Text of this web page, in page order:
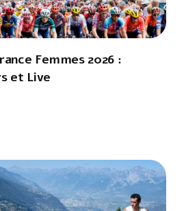
Femmes 2026 :
et Live